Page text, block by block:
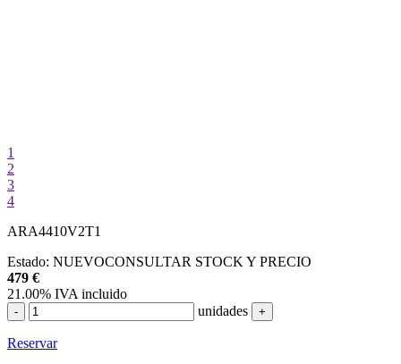
1
2
3
4
ARA4410V2T1
Estado: NUEVOCONSULTAR STOCK Y PRECIO
479 €
21.00% IVA incluido
- unidades +
Reservar